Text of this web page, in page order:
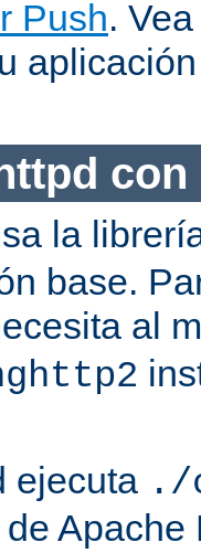
Push.
con
la
base.
al
ejecuta ./